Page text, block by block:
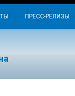
ПРЕСС-РЕЛИЗЫ